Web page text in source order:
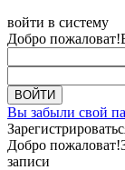
войти в систему
Добро пожаловат!
Вы забыли свой
Добро пожаловат!
записи